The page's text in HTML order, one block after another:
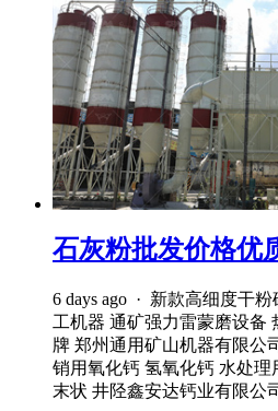
石灰粉批发价格优
6 days ago · 新款高细度干
工机器 通矿强力雷蒙磨设备
牌 郑州通用矿山机器有限公
销用氧化钙 氢氧化钙 水处
末状 井陉鑫安达钙业有限公